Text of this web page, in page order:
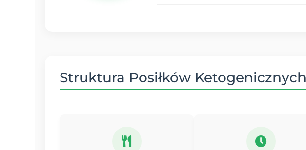
Struktura Posiłków Ketogenicznych